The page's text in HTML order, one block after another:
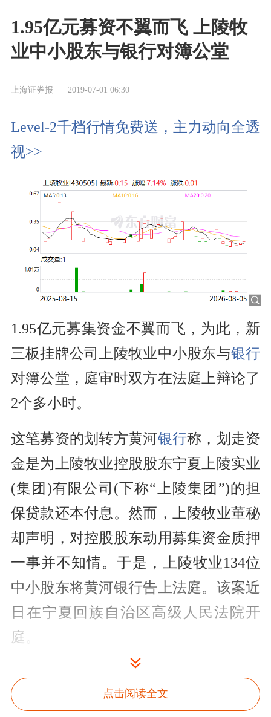
1.95亿元募资不翼而飞 上陵牧
业中小股东与银行对簿公堂
上海证券报 2019-07-01 06:30
Level-2千档行情免费送，主力动向全透
视>>
1.95亿元募集资金不翼而飞，为此，新
三板挂牌公司上陵牧业中小股东与银行
对簿公堂，庭审时双方在法庭上辩论了
2个多小时。
这笔募资的划转方黄河银行称，划走资
金是为上陵牧业控股股东宁夏上陵实业
(集团)有限公司(下称“上陵集团”)的担
保贷款还本付息。然而，上陵牧业董秘
却声明，对控股股东动用募集资金质押
一事并不知情。于是，上陵牧业134位
中小股东将黄河银行告上法庭。该案近
日在宁夏回族自治区高级人民法院开
庭。
1.95亿元募资为何被划转？
事情要回溯到2018年10月8日。上陵牧
点击阅读全文